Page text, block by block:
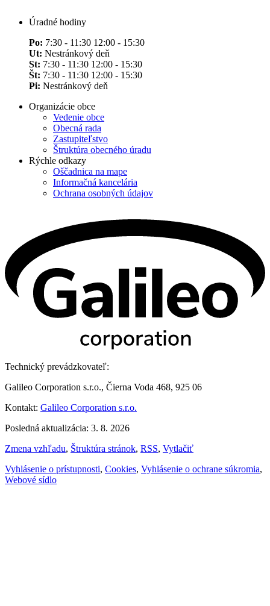
Úradné hodiny
Po: 7:30 - 11:30 12:00 - 15:30
Ut: Nestránkový deň
St: 7:30 - 11:30 12:00 - 15:30
Št: 7:30 - 11:30 12:00 - 15:30
Pi: Nestránkový deň
Organizácie obce
Vedenie obce
Obecná rada
Zastupiteľstvo
Štruktúra obecného úradu
Rýchle odkazy
Oščadnica na mape
Informačná kancelária
Ochrana osobných údajov
Technický prevádzkovateľ:
Galileo Corporation s.r.o., Čierna Voda 468, 925 06
Kontakt: Galileo Corporation s.r.o.
Posledná aktualizácia: 3. 8. 2026
Zmena vzhľadu, Štruktúra stránok, RSS, Vytlačiť
Vyhlásenie o prístupnosti, Cookies, Vyhlásenie o ochrane súkromia,
Webové sídlo